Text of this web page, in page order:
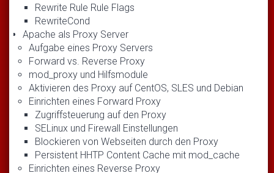
Rewrite Rule Rule Flags
RewriteCond
Apache als Proxy Server
Aufgabe eines Proxy Servers
Forward vs. Reverse Proxy
mod_proxy und Hilfsmodule
Aktivieren des Proxy auf CentOS, SLES und Debian
Einrichten eines Forward Proxy
Zugriffsteuerung auf den Proxy
SELinux und Firewall Einstellungen
Blockieren von Webseiten durch den Proxy
Persistent HHTP Content Cache mit mod_cache
Einrichten eines Reverse Proxy